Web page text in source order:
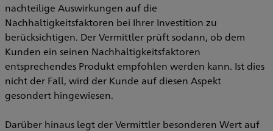
nachteilige Auswirkungen auf die
Nachhaltigkeitsfaktoren bei Ihrer Investition zu
berücksichtigen. Der Vermittler prüft sodann, ob dem
Kunden ein seinen Nachhaltigkeitsfaktoren
entsprechendes Produkt empfohlen werden kann. Ist dies
nicht der Fall, wird der Kunde auf diesen Aspekt
gesondert hingewiesen.
Darüber hinaus legt der Vermittler besonderen Wert auf